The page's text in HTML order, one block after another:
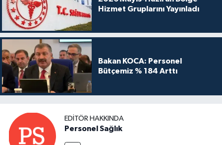
Hizmet Gruplarını Yayınladı
Bakan KOCA: Personel
Bütçemiz % 184 Arttı
EDITÖR HAKKINDA
Personel Sağlık